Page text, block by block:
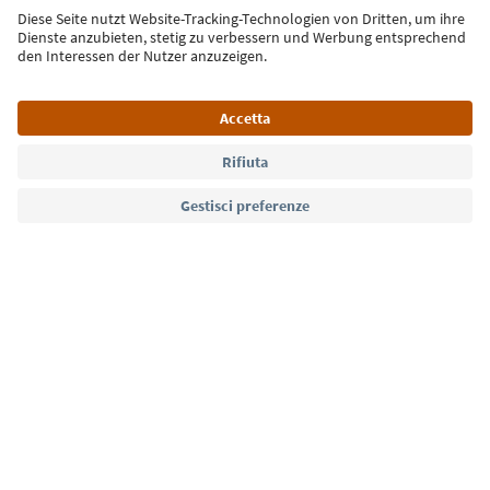
Iscriviti alla newsletter